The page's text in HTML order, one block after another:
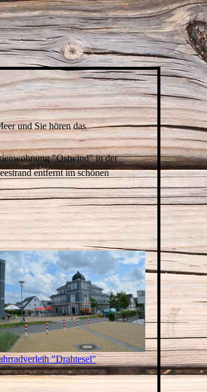
und Sie hören das
"Ostwind" in der
entfernt im schönen
"Drahtesel"